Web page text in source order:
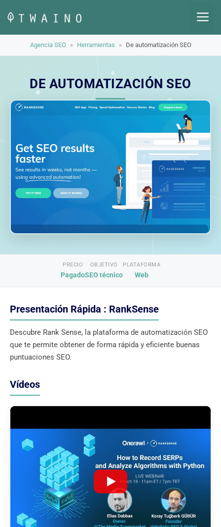
contenido
Agencia SEO » Herramientas » De automatización SEO
DE AUTOMATIZACIÓN SEO
PRECIO
Pagado
OBJETIVO
SEO técnico
PLATAFORMA
Web
Presentación Rápida : RankSense
Descubre Rank Sense, la plataforma de automatización SEO
que te permite obtener de forma rápida y eficiente buenas
puntuaciones SEO.
Vídeos